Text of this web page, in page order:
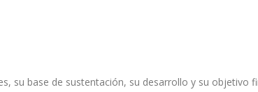
su base de sustentación, su desarrollo y su objetivo